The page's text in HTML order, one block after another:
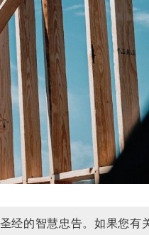
经的智慧忠告。如果您有